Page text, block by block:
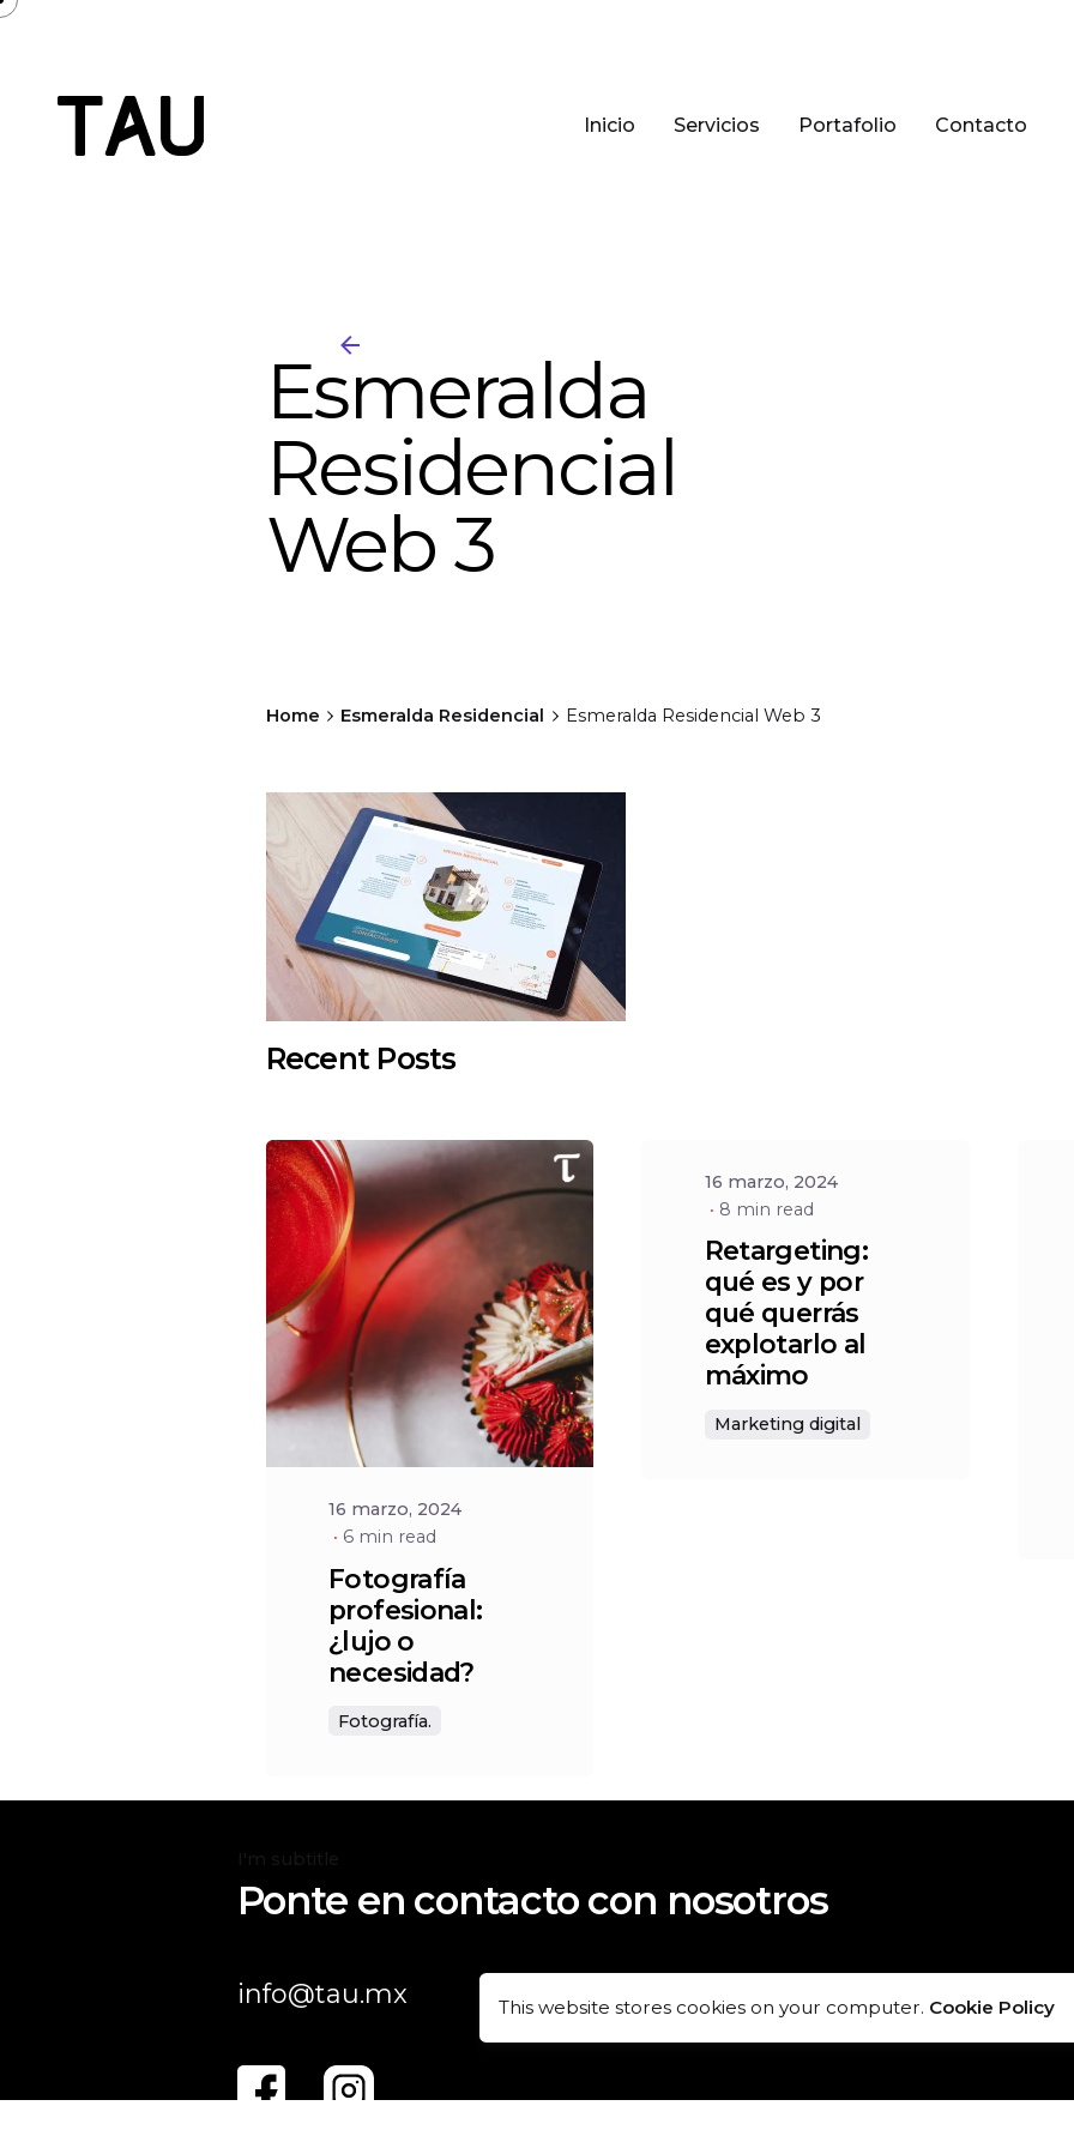
Inicio Servicios Portafolio Contacto
Esmeralda
Residencial
Web 3
Home Esmeralda Residencial Esmeralda Residencial Web 3
Recent Posts
Posted
by
Social
16 marzo, 2024
6 min read
Fotografía
profesional:
¿lujo o
necesidad?
Fotografía.
16 marzo, 2024
8 min read
Retargeting:
qué es y por
qué querrás
explotarlo al
máximo
Marketing digital
I'm subtitle
Ponte en contacto con nosotros
info@tau.mx This website stores cookies on your computer. Cookie Policy